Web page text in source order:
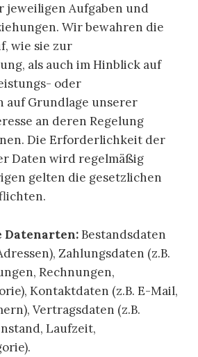
jeweiligen Aufgaben und
Wir bewahren die
wie sie zur
als auch im Hinblick auf
oder
auf Grundlage unserer
an deren Regelung
Die Erforderlichkeit der
Daten wird regelmäßig
gelten die gesetzlichen
Datenarten:Bestandsdaten
Zahlungsdaten (z.B.
Rechnungen,
Kontaktdaten (z.B. E-Mail,
Vertragsdaten (z.B.
Laufzeit,